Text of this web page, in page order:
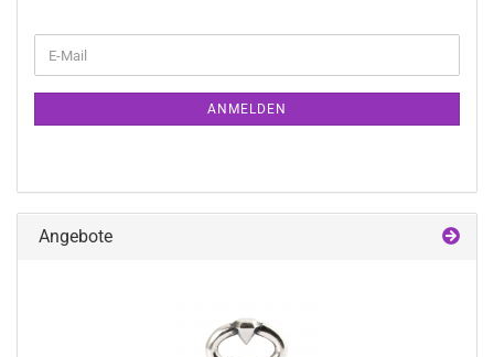
ZUR
E-
Mail
ANMELDEN
Angebote